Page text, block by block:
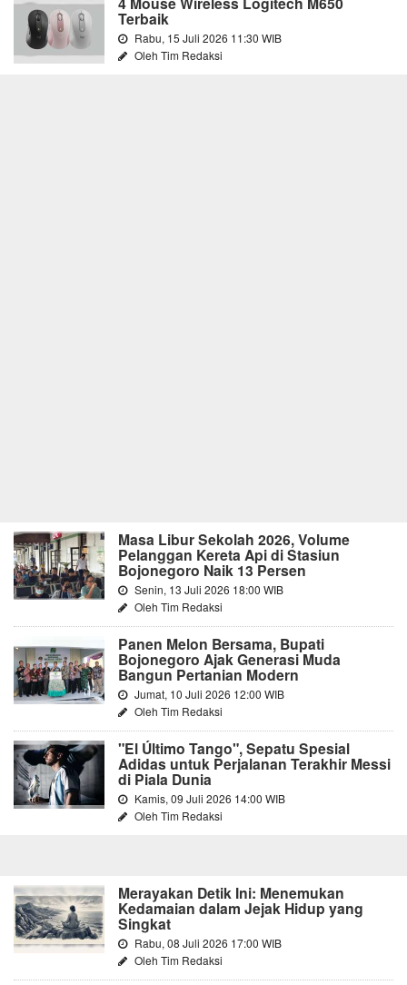
Terbaik
Rabu, 15 Juli 2026 11:30 WIB
Oleh Tim Redaksi
Masa Libur Sekolah 2026, Volume
Pelanggan Kereta Api di Stasiun
Bojonegoro Naik 13 Persen
Senin, 13 Juli 2026 18:00 WIB
Oleh Tim Redaksi
Panen Melon Bersama, Bupati
Bojonegoro Ajak Generasi Muda
Bangun Pertanian Modern
Jumat, 10 Juli 2026 12:00 WIB
Oleh Tim Redaksi
"El Último Tango", Sepatu Spesial
Adidas untuk Perjalanan Terakhir Messi
di Piala Dunia
Kamis, 09 Juli 2026 14:00 WIB
Oleh Tim Redaksi
Merayakan Detik Ini: Menemukan
Kedamaian dalam Jejak Hidup yang
Singkat
Rabu, 08 Juli 2026 17:00 WIB
Oleh Tim Redaksi